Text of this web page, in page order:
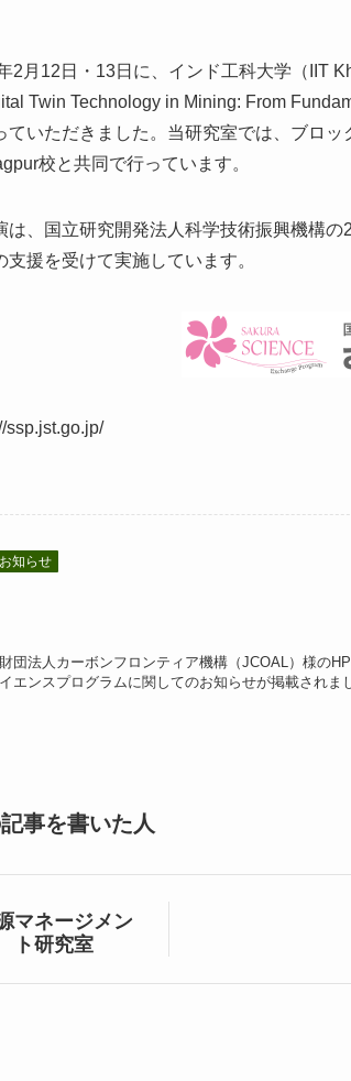
2月12日・13日に、インド工科大学（IIT
Twin Technology in Mining: From
ていただきました。当研究室では、ブロ
校と共同で行っています。
は、国立研究開発法人科学技術振興機構
支援を受けて実施しています。
ssp.jst.go.jp/
知らせ
団法人カーボンフロンティア機構（JCOAL）様のHP
エンスプログラムに関してのお知らせが掲載されま
事を書いた人
マネージメン
ト研究室